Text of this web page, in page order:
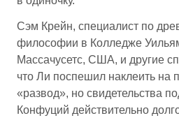
Сэм Крейн, специалист по
философии в Колледже
Массачусетс, США, и другие
что Ли поспешил наклеить на
«развод», но свидетельства
Конфуций действительно